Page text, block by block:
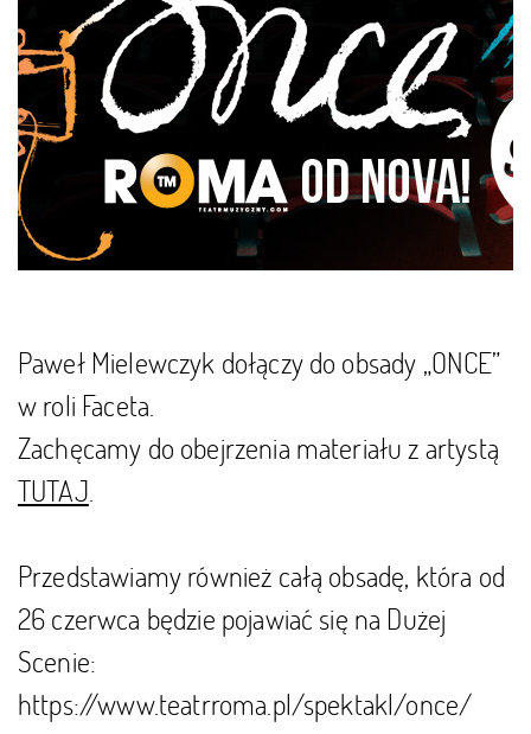
Paweł Mielewczyk dołączy do obsady „ONCE”
w roli Faceta.
Zachęcamy do obejrzenia materiału z artystą
TUTAJ
Przedstawiamy również całą obsadę, która od
26 czerwca będzie pojawiać się na Dużej
Scenie:
https://www.teatrroma.pl/spektakl/once/